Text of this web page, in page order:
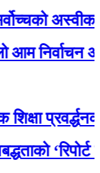
अस्वीकार,
निर्वाचन आज
प्रवर्द्धनका
‘रिपोर्ट कार्ड’